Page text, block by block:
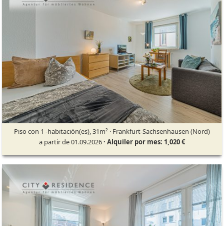
Piso con 1 -habitación(es), 31m² · Frankfurt-Sachsenhausen (Nord)
a partir de 01.09.2026· Alquiler por mes: 1,020 €